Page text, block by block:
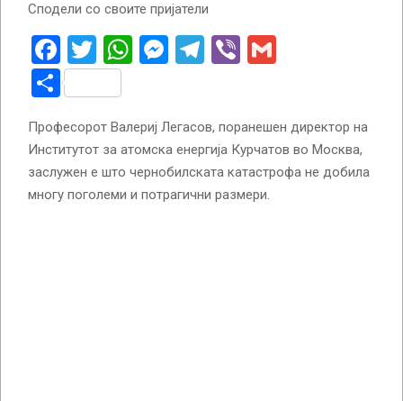
Сподели со своите пријатели
Facebook
Twitter
WhatsApp
Messenger
Telegram
Viber
Share
Професорот Валериј Легасов, поранешен директор на
Институтот за атомска енергија Курчатов во Москва,
заслужен е што чернобилската катастрофа не добила
многу поголеми и потрагични размери.